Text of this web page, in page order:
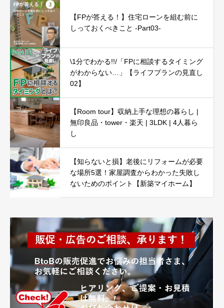
【FPが答える！】住宅ローンを組む前に
しっておくべきこと -Part03-
\1分でわかる!!/「FPに相談するタイミング
がわからない…」【ライフプランの見直し
02】
【Room tour】収納上手な理想の暮らし |
無印良品・tower・楽天 | 3LDK | 4人暮ら
し
【知らないと損】老後にリフォームが必要
な場所5選！家屋調査からわかった失敗し
ないためのポイント【新築マイホーム】